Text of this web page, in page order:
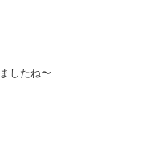
したね〜